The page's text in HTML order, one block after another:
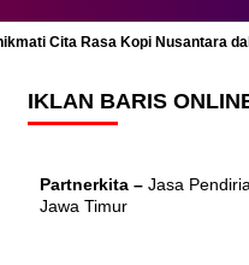
Cita Rasa Kopi Nusantara
IKLAN BARIS
Partnerkita – Jasa
Jawa Timur